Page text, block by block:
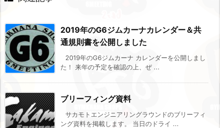
2019年のG6ジムカーナカレンダー＆共
通規則書を公開しました
2019年のG6ジムカーナ カレンダーを公開しまし
た！ 来年の予定を確認の上、ぜ ...
ブリーフィング資料
サカモトエンジニアリングラウンドのブリーフィ
ング資料を掲載します。 当日のドライ ...